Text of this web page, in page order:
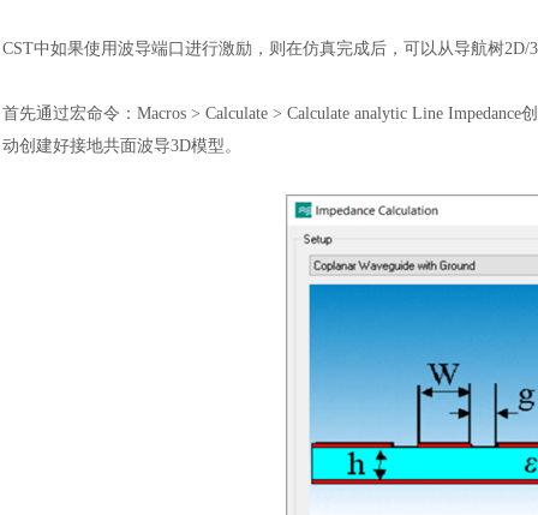
CST中如果使用波导端口进行激励，则在仿真完成后，可以从导航树2D/
首先通过宏命令： Macros > Calculate > Calculate analytic Line
动创建好接地共面波导3D模型。